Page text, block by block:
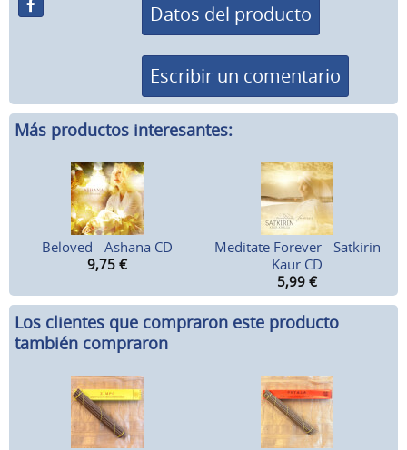
Datos del producto
Escribir un comentario
Más productos interesantes:
Beloved - Ashana CD
9,75 €
Meditate Forever - Satkirin
Kaur CD
5,99 €
Los clientes que compraron este producto
también compraron